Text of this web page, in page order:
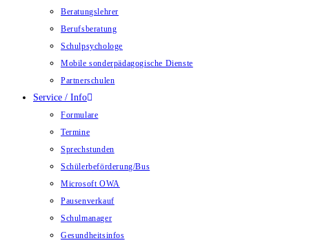
Beratungslehrer
Berufsberatung
Schulpsychologe
Mobile sonderpädagogische Dienste
Partnerschulen
Service / Info
Formulare
Termine
Sprechstunden
Schülerbeförderung/Bus
Microsoft OWA
Pausenverkauf
Schulmanager
Gesundheitsinfos